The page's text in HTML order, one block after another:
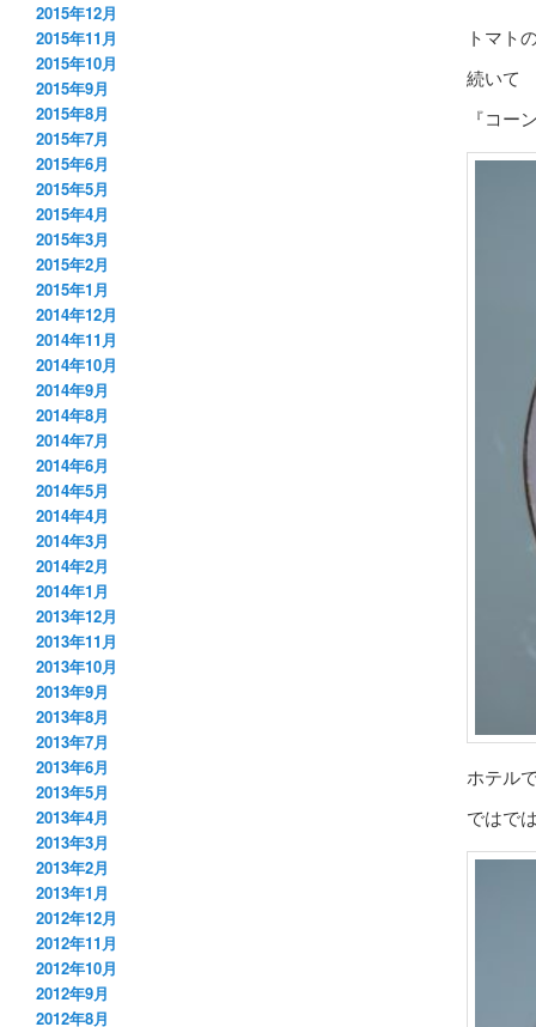
トマト
続いて
『コ
ホテル
ではで
2015年12月
2015年11月
2015年10月
2015年9月
2015年8月
2015年7月
2015年6月
2015年5月
2015年4月
2015年3月
2015年2月
2015年1月
2014年12月
2014年11月
2014年10月
2014年9月
2014年8月
2014年7月
2014年6月
2014年5月
2014年4月
2014年3月
2014年2月
2014年1月
2013年12月
2013年11月
2013年10月
2013年9月
2013年8月
2013年7月
2013年6月
2013年5月
2013年4月
2013年3月
2013年2月
2013年1月
2012年12月
2012年11月
2012年10月
2012年9月
2012年8月